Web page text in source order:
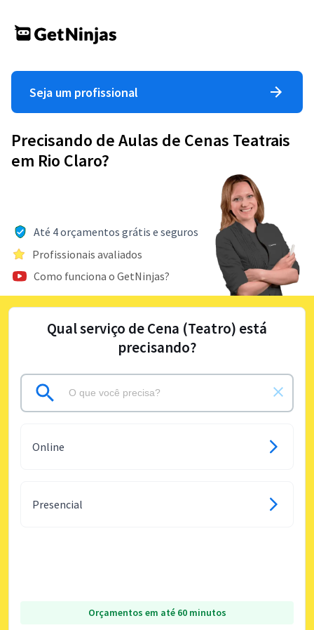
Seja um profissional
Precisando de Aulas de Cenas Teatrais
em Rio Claro?
Até 4 orçamentos grátis e seguros
Profissionais avaliados
Como funciona o GetNinjas?
Qual serviço de Cena (Teatro) está
precisando?
Online
Presencial
Orçamentos em até 60 minutos